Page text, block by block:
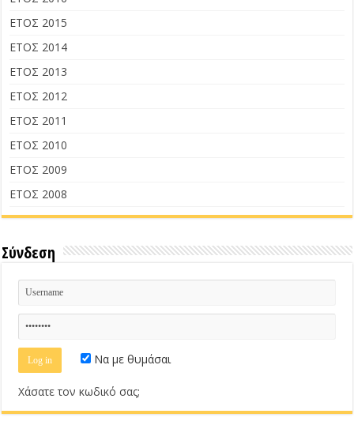
ΕΤΟΣ 2015
ΕΤΟΣ 2014
ΕΤΟΣ 2013
ΕΤΟΣ 2012
ΕΤΟΣ 2011
ΕΤΟΣ 2010
ΕΤΟΣ 2009
ΕΤΟΣ 2008
Σύνδεση
Να με θυμάσαι
Χάσατε τον κωδικό σας;